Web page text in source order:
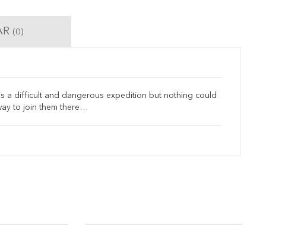
(0)
a difficult and dangerous expedition but nothing could
to join them there…